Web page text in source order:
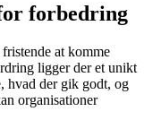
forbedring
at komme
ligger der et unikt
hvad der gik godt, og
organisationer